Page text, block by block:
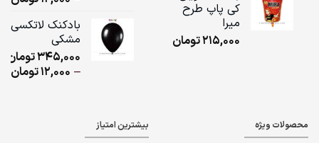
کی پاپ طرح
میرا
215,000تومان
بادکنک لاتکسی
مشکی
345,000تومان
–
12,000تومان
محصولات ویژه بیشترین امتیاز